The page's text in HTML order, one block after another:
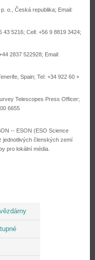
o., Česká republika; Email:
43 5216; Cell: +56 9 8819 3424;
2837 522928; Email:
Spain; Tel: +34 922 60 +
Telescopes Press Officer;
6655
-- ESON (ESO Science
jednotlivých členských zemí
pro lokální média.